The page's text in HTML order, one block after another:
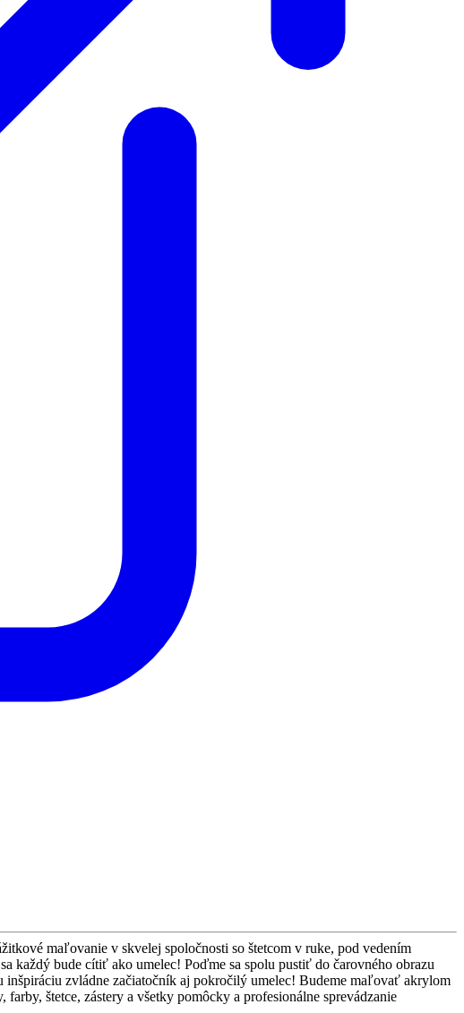
maľovanie v skvelej spoločnosti so štetcom v ruke, pod vedením
každý bude cítiť ako umelec! Poďme sa spolu pustiť do čarovného obrazu
inšpiráciu zvládne začiatočník aj pokročilý umelec! Budeme maľovať akrylom
štetce, zástery a všetky pomôcky a profesionálne sprevádzanie